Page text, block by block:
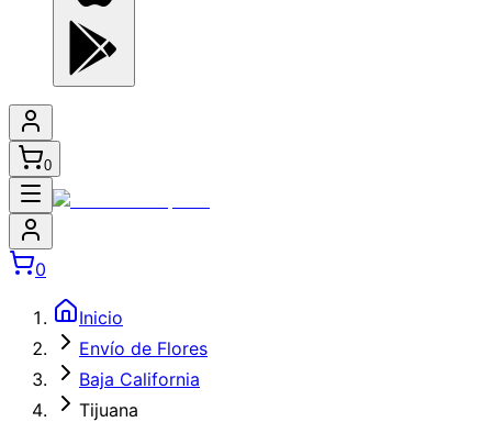
0
0
Inicio
Envío de Flores
Baja California
Tijuana